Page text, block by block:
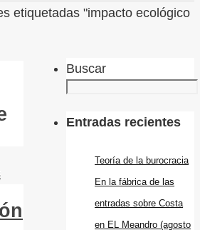
etiquetadas "impacto ecológico
Buscar
Entradas recientes
Teoría de la burocracia
En la fábrica de las
entradas sobre Costa
en EL Meandro (agosto